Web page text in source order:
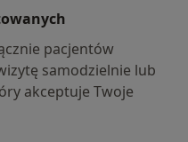
pacjentów
samodzielnie lub
akceptuje Twoje